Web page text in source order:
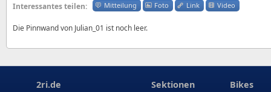
Interessantes teilen: Mitteilung Foto Link Video
Die Pinnwand von Julian_01 ist noch leer.
2ri.de Sektionen Bikes